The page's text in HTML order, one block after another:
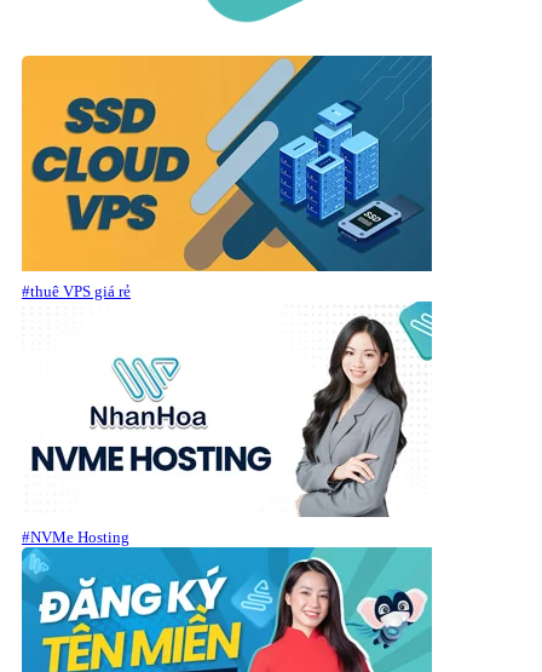
#thuê VPS giá rẻ
#NVMe Hosting